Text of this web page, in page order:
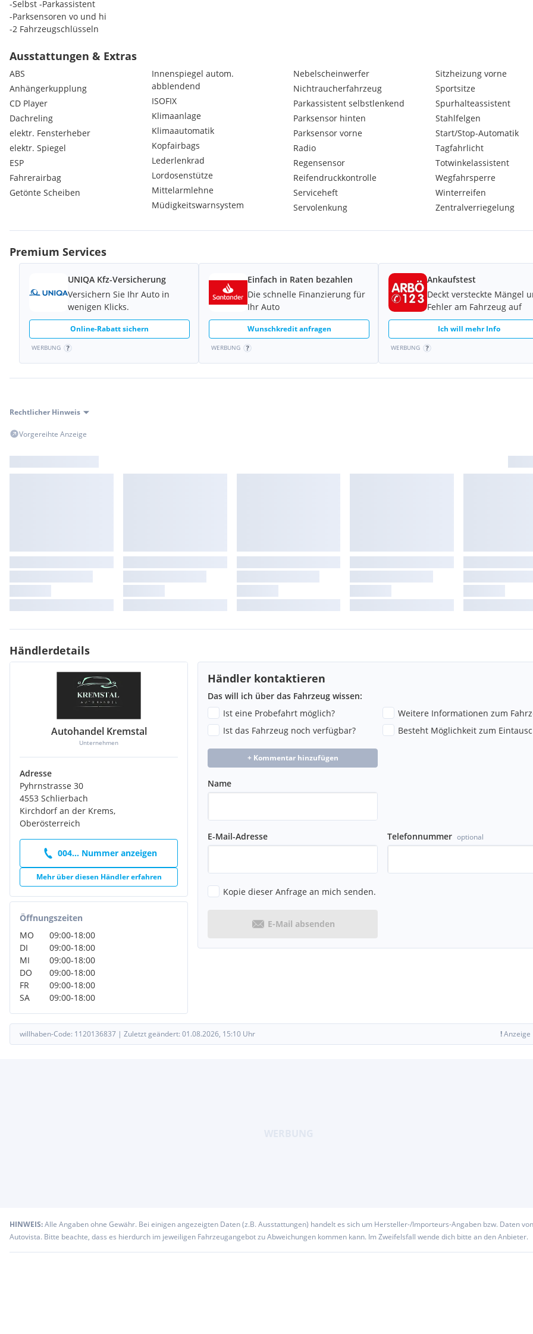
-Selbst -Parkassistent
-Parksensoren vo und hi
-2 Fahrzeugschlüsseln
Eintausch und Finanzierung möglich.
Besichtigung sowie Probefahrt nach Terminvereinbarung ebenso.
Auslieferungsservice in ganz Österreich möglich
Bei Fragen stehen wir gerne jederzeit zur Verfügung.
Liebe Grüße
AUTOHANDEL KREMSTAL
Ausstattungen & Extras
ABS
Anhängerkupplung
CD Player
Dachreling
elektr. Fensterheber
elektr. Spiegel
ESP
Fahrerairbag
Getönte Scheiben
Innenspiegel autom.
abblendend
ISOFIX
Klimaanlage
Klimaautomatik
Kopfairbags
Lederlenkrad
Lordosenstütze
Mittelarmlehne
Müdigkeitswarnsystem
Nebelscheinwerfer
Nichtraucherfahrzeug
Parkassistent selbstlenkend
Parksensor hinten
Parksensor vorne
Radio
Regensensor
Reifendruckkontrolle
Serviceheft
Servolenkung
Sitzheizung vorne
Sportsitze
Spurhalteassistent
Stahlfelgen
Start/Stop-Automatik
Tagfahrlicht
Totwinkelassistent
Wegfahrsperre
Winterreifen
Zentralverriegelung
Premium Services
UNIQA Kfz-Versicherung
Versichern Sie Ihr Auto in
wenigen Klicks.
Online-Rabatt sichern
WERBUNG
Einfach in Raten bezahlen
Die schnelle Finanzierung für
Ihr Auto
Wunschkredit anfragen
WERBUNG
Ankaufstest
Deckt versteckte Mängel
Fehler am Fahrzeug auf
Ich will mehr Info
WERBUNG
Rechtlicher Hinweis
Vorgereihte Anzeige
Händlerdetails
Autohandel Kremstal
Unternehmen
Adresse
Pyhrnstrasse 30
4553 Schlierbach
Kirchdorf an der Krems,
Oberösterreich
004... Nummer anzeigen
Mehr über diesen Händler erfahren
Öffnungszeiten
MO
09:00-18:00
DI
09:00-18:00
MI
09:00-18:00
DO
09:00-18:00
FR
09:00-18:00
SA
09:00-18:00
Händler kontaktieren
Das will ich über das Fahrzeug wissen:
Ist eine Probefahrt möglich?
Weitere Informationen zum
Ist das Fahrzeug noch verfügbar?
Besteht Möglichkeit zum
+ Kommentar hinzufügen
Name
E-Mail-Adresse Telefonnummer optional
Kopie dieser Anfrage an mich senden.
E-Mail absenden
willhaben-Code: 1120136837 | Zuletzt geändert: 01.08.2026, 15:10 Uhr !Anzeige
HINWEIS:Alle Angaben ohne Gewähr. Bei einigen angezeigten Daten (z.B. Ausstattungen) handelt es sich um Hersteller-/Importeurs-Angaben bzw. Daten von
Autovista. Bitte beachte, dass es hierdurch im jeweiligen Fahrzeugangebot zu Abweichungen kommen kann. Im Zweifelsfall wende dich bitte an den Anbieter.